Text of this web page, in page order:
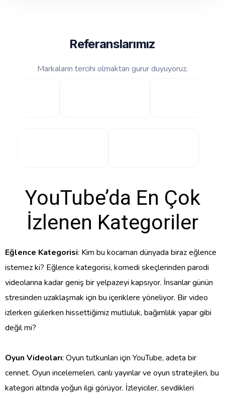
Referanslarımız
Markaların tercihi olmaktan gurur duyuyoruz.
YouTube’da En Çok
İzlenen Kategoriler
Eğlence Kategorisi: Kim bu kocaman dünyada biraz eğlence
istemez ki? Eğlence kategorisi, komedi skeçlerinden parodi
videolarına kadar geniş bir yelpazeyi kapsıyor. İnsanlar günün
stresinden uzaklaşmak için bu içeriklere yöneliyor. Bir video
izlerken gülerken hissettiğimiz mutluluk, bağımlılık yapar gibi
değil mi?
Oyun Videoları: Oyun tutkunları için YouTube, adeta bir
cennet. Oyun incelemeleri, canlı yayınlar ve oyun stratejileri, bu
kategori altında yoğun ilgi görüyor. İzleyiciler, sevdikleri